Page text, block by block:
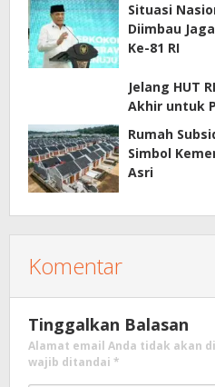
Situasi
Diimbau
Ke-81 RI
Jelang HUT
Akhir untuk
Rumah
Simbol
Asri
Komentar
Tinggalkan Balasan
Alamat email Anda tidak akan
wajib ditandai *